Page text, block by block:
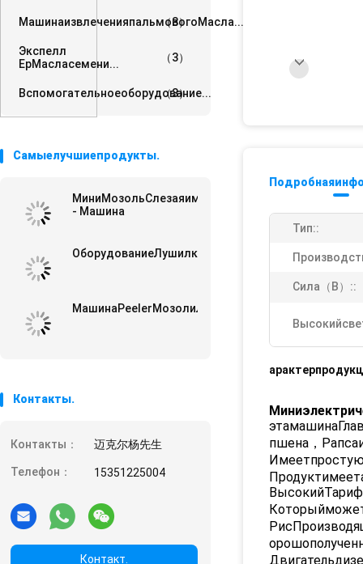
МашинаизвлеченияпальмовогоМасла...
（3）
Экспелл​​
ЕрМасласемени...
（3）
Вспомогательноеоборудование...
（3）
Самыелучшиепродукты.
МиниМозольСлезаяимолотя
- Машина
ОборудованиеЛушилкиМозолиМаисачаса1.5T
МашинаPeelerМозолиЛушилкизерна
Контакты.
Контакты： 迈克尔杨先生
Телефон： 15351225004
Контакт.
Тип::
Сила（В）::
пшена，